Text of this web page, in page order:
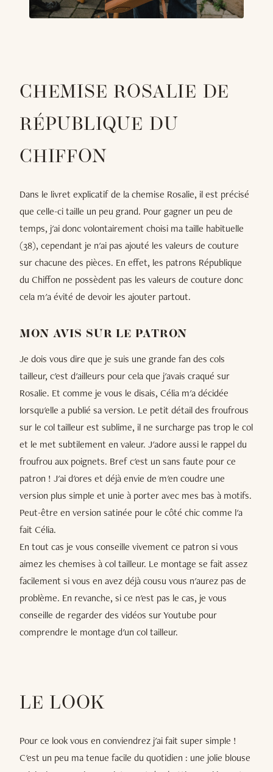
CHEMISE ROSALIE DE
RÉPUBLIQUE DU
CHIFFON
Dans le livret explicatif de la chemise Rosalie, il est précisé
que celle-ci taille un peu grand. Pour gagner un peu de
temps, j'ai donc volontairement choisi ma taille habituelle
(38), cependant je n'ai pas ajouté les valeurs de couture
sur chacune des pièces. En effet, les patrons République
du Chiffon ne possèdent pas les valeurs de couture donc
cela m'a évité de devoir les ajouter partout.
MON AVIS SUR LE PATRON
Je dois vous dire que je suis une grande fan des cols
tailleur, c'est d'ailleurs pour cela que j'avais craqué sur
Rosalie. Et comme je vous le disais, Célia m'a décidée
lorsqu'elle a publié sa version. Le petit détail des froufrous
sur le col tailleur est sublime, il ne surcharge pas trop le col
et le met subtilement en valeur. J'adore aussi le rappel du
froufrou aux poignets. Bref c'est un sans faute pour ce
patron ! J'ai d'ores et déjà envie de m'en coudre une
version plus simple et unie à porter avec mes bas à motifs.
Peut-être en version satinée pour le côté chic comme l'a
fait Célia.
En tout cas je vous conseille vivement ce patron si vous
aimez les chemises à col tailleur. Le montage se fait assez
facilement si vous en avez déjà cousu vous n'aurez pas de
problème. En revanche, si ce n'est pas le cas, je vous
conseille de regarder des vidéos sur Youtube pour
comprendre le montage d'un col tailleur.
LE LOOK
Pour ce look vous en conviendrez j'ai fait super simple !
C'est un peu ma tenue facile du quotidien : une jolie blouse